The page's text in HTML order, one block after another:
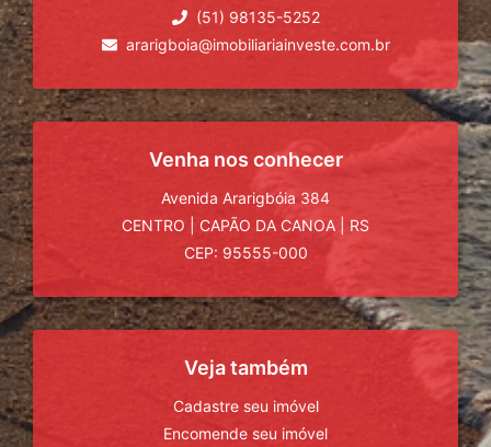
(51) 98135-5252
ararigboia@imobiliariainveste.com.br
Venha nos conhecer
Avenida Ararigbóia 384
CENTRO
CAPÃO DA CANOA
RS
CEP: 95555-000
Veja também
Cadastre seu imóvel
Encomende seu imóvel